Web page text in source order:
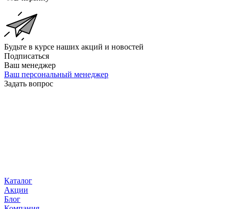
Будьте в курсе наших акций и новостей
Подписаться
Ваш менеджер
Ваш персональный менеджер
Задать вопрос
Каталог
Акции
Блог